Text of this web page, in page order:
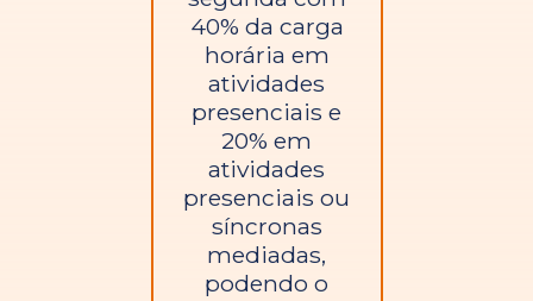
40% da carga
horária em
atividades
presenciais e
20% em
atividades
presenciais ou
síncronas
mediadas,
podendo o